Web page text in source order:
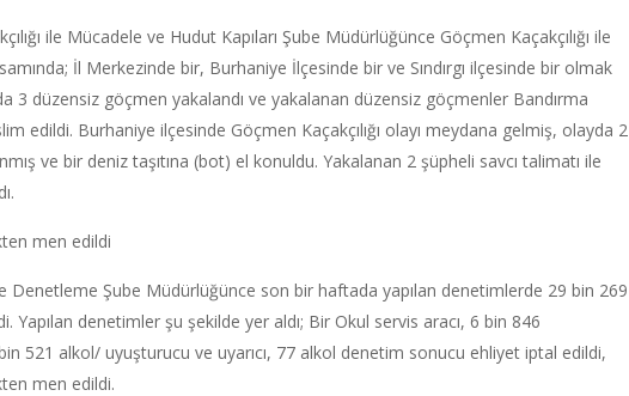
ile Mücadele ve Hudut Kapıları Şube Müdürlüğünce Göçmen Kaçakçılığı ile
İl Merkezinde bir, Burhaniye İlçesinde bir ve Sındırgı ilçesinde bir olmak
3 düzensiz göçmen yakalandı ve yakalanan düzensiz göçmenler Bandırma
edildi. Burhaniye ilçesinde Göçmen Kaçakçılığı olayı meydana gelmiş, olayda 2
ve bir deniz taşıtına (bot) el konuldu. Yakalanan 2 şüpheli savcı talimatı ile
men edildi
Denetleme Şube Müdürlüğünce son bir haftada yapılan denetimlerde 29 bin 269
Yapılan denetimler şu şekilde yer aldı; Bir Okul servis aracı, 6 bin 846
521 alkol/ uyuşturucu ve uyarıcı, 77 alkol denetim sonucu ehliyet iptal edildi,
men edildi.